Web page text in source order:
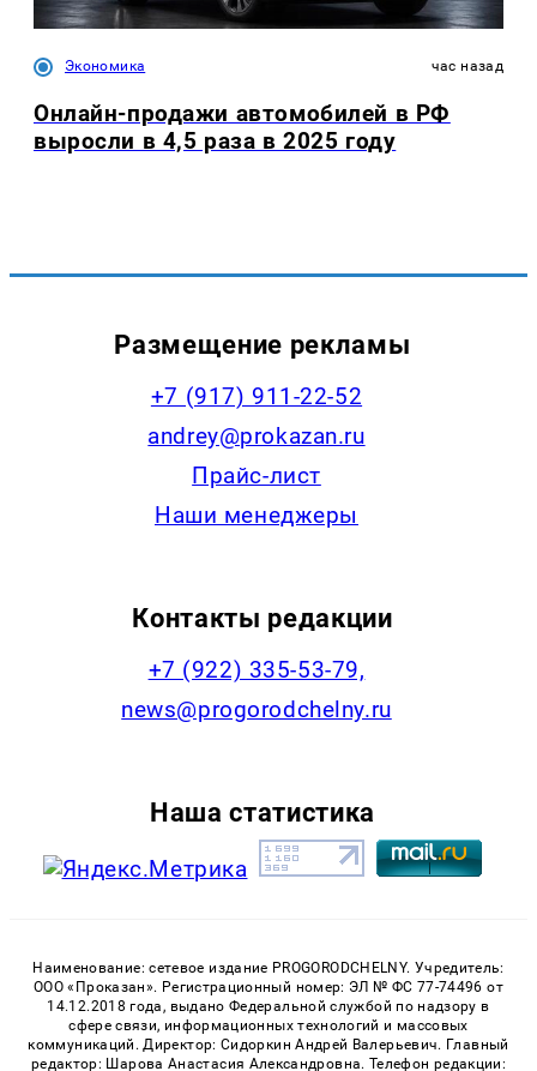
Экономика час назад
Онлайн-продажи автомобилей в РФ
выросли в 4,5 раза в 2025 году
Размещение рекламы
+7 (917) 911-22-52
andrey@prokazan.ru
Прайс-лист
Наши менеджеры
Контакты редакции
+7 (922) 335-53-79,
news@progorodchelny.ru
Наша статистика
Наименование: сетевое издание PROGORODCHELNY. Учредитель:
ООО «Проказан». Регистрационный номер: ЭЛ № ФС 77-74496 от
14.12.2018 года, выдано Федеральной службой по надзору в
сфере связи, информационных технологий и массовых
коммуникаций. Директор: Сидоркин Андрей Валерьевич. Главный
редактор: Шарова Анастасия Александровна. Телефон редакции: